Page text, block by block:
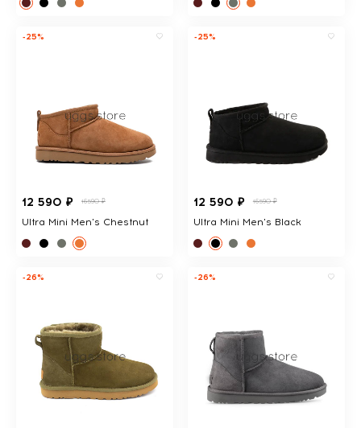
-25%
12 590 ₽ 16590 ₽
Ultra Mini Men's Chestnut
-25%
12 590 ₽ 16590 ₽
Ultra Mini Men's Black
-26% -26%